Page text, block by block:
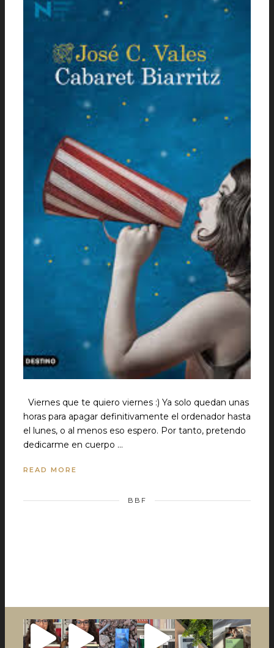
Viernes que te quiero viernes :) Ya solo quedan unas
horas para apagar definitivamente el ordenador hasta
el lunes, o al menos eso espero. Por tanto, pretendo
dedicarme en cuerpo …
READ MORE
BBF